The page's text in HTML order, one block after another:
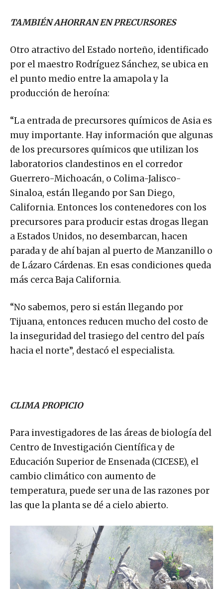
TAMBIÉN AHORRAN EN PRECURSORES
Otro atractivo del Estado norteño, identificado
por el maestro Rodríguez Sánchez, se ubica en
el punto medio entre la amapola y la
producción de heroína:
“La entrada de precursores químicos de Asia es
muy importante. Hay información que algunas
de los precursores químicos que utilizan los
laboratorios clandestinos en el corredor
Guerrero-Michoacán, o Colima-Jalisco-
Sinaloa, están llegando por San Diego,
California. Entonces los contenedores con los
precursores para producir estas drogas llegan
a Estados Unidos, no desembarcan, hacen
parada y de ahí bajan al puerto de Manzanillo o
de Lázaro Cárdenas. En esas condiciones queda
más cerca Baja California.
“No sabemos, pero si están llegando por
Tijuana, entonces reducen mucho del costo de
la inseguridad del trasiego del centro del país
hacia el norte”, destacó el especialista.
CLIMA PROPICIO
Para investigadores de las áreas de biología del
Centro de Investigación Científica y de
Educación Superior de Ensenada (CICESE), el
cambio climático con aumento de
temperatura, puede ser una de las razones por
las que la planta se dé a cielo abierto.